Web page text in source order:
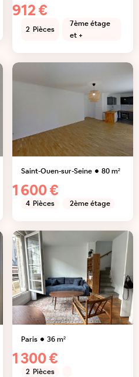
912 €
2 Pièces
7ème étage
et +
Saint-Ouen-sur-Seine 80m²
1 600 €
4 Pièces 2ème étage
Paris 36m²
1 300 €
2 Pièces